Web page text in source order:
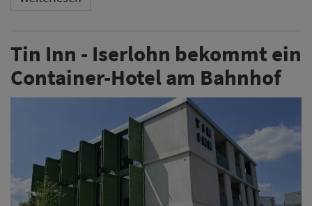
Tin Inn - Iserlohn bekommt ein
Container-Hotel am Bahnhof